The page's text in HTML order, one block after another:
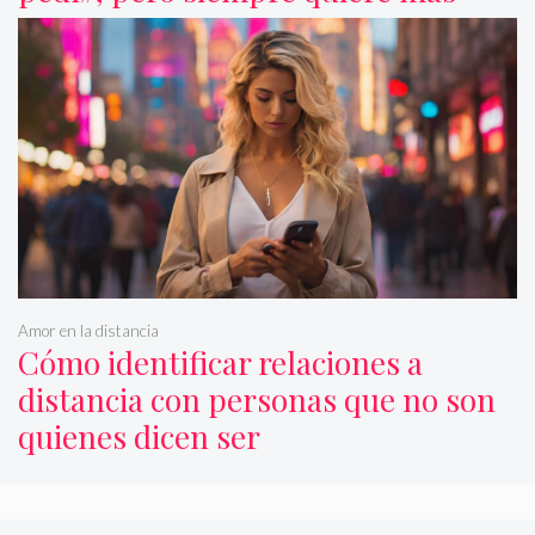
Cómo identificar relaciones a
distancia con personas que no son
quienes dicen ser
Amor en la distancia